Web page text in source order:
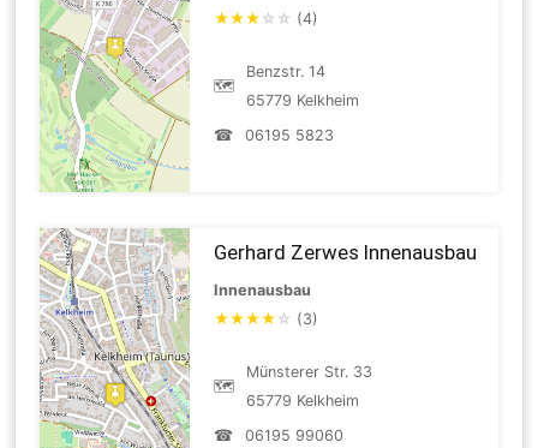
★★★ ☆ ☆ (4)
🗺
Benzstr. 14
65779 Kelkheim
☎
06195 5823
Gerhard Zerwes Innenausbau
Innenausbau
★★★★ ☆ (3)
🗺
Münsterer Str. 33
65779 Kelkheim
☎
06195 99060